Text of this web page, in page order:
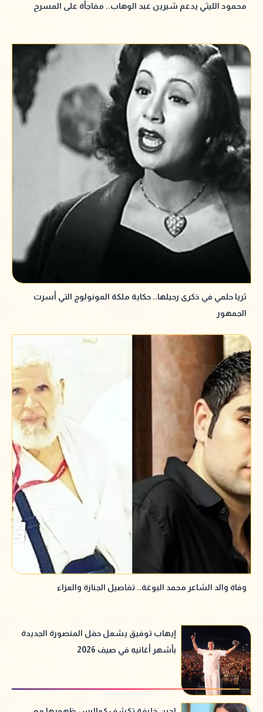
محمود الليثي يدعم شيرين عبد الوهاب.. مفاجأة على المسرح
ثريا حلمي في ذكرى رحيلها.. حكاية ملكة المونولوج التي أسرت
الجمهور
وفاة والد الشاعر محمد البوغة.. تفاصيل الجنازة والعزاء
إيهاب توفيق يشعل حفل المنصورة الجديدة
بأشهر أغانيه في صيف 2026